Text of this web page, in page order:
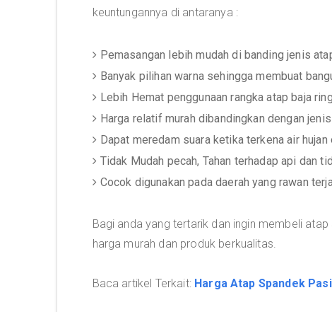
keuntungannya di antaranya :
Pemasangan lebih mudah di banding jenis
Banyak pilihan warna sehingga membuat
Lebih Hemat penggunaan rangka atap baja
Harga relatif murah dibandingkan dengan
Dapat meredam suara ketika terkena air
Tidak Mudah pecah, Tahan terhadap api dan
Cocok digunakan pada daerah yang rawan
Bagi anda yang tertarik dan ingin membeli
harga murah dan produk berkualitas.
Baca artikel Terkait: Harga Atap Spandek